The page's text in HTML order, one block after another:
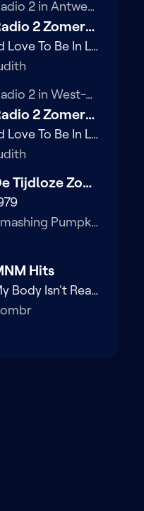
Radio 2 in Antwerpen
Radio 2 Zomerhit backstage
I'd Love To Be In Love
Radio 2 in West-Vlaanderen
Radio 2 Zomerhit backstage
I'd Love To Be In Love
De Tijdloze Zomer
Smashing Pumpkins
Hits
My Body Isn't Ready